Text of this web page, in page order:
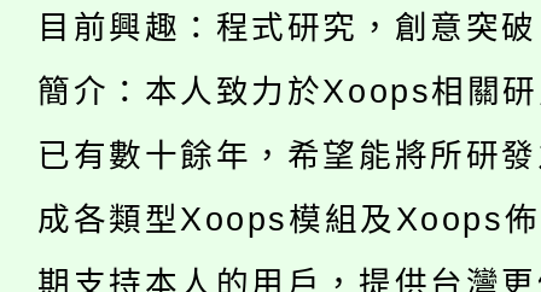
車」活動
桃園市115學年度學生
生本土語及新住民語歌
公告本校115學年度第
代理(課)教師甄選結果(
公告本校115學年度第
代理(課)教師甄選結果(
轉知中國文化大學推廣
《TA101》溝通分析基
轉知苗栗縣政府辦理
目前興趣：程式研究，創意突
簡介：本人致力於Xoops相關
已有數十餘年，希望能將所研
成各類型Xoops模組及Xoops
期支持本人的用戶，提供台灣